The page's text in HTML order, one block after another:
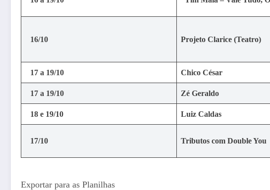
16/10 Projeto Clarice (Teatro)
17 a 19/10 Chico César
17 a 19/10 Zé Geraldo
18 e 19/10 Luiz Caldas
17/10 Tributos com Double You
Exportar para as Planilhas